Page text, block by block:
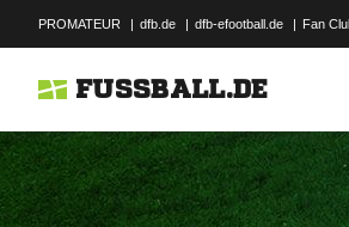
PROMATEUR | dfb.de | dfb-efootball.de | Fan
FUSSBALL.DE